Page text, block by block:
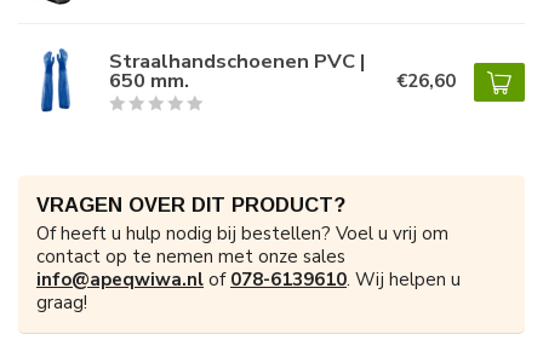
Straalhandschoenen PVC |
650 mm. €26,60
VRAGEN OVER DIT PRODUCT?
Of heeft u hulp nodig bij bestellen? Voel u vrij om
contact op te nemen met onze sales
info@apeqwiwa.nl of 078-6139610. Wij helpen u
graag!